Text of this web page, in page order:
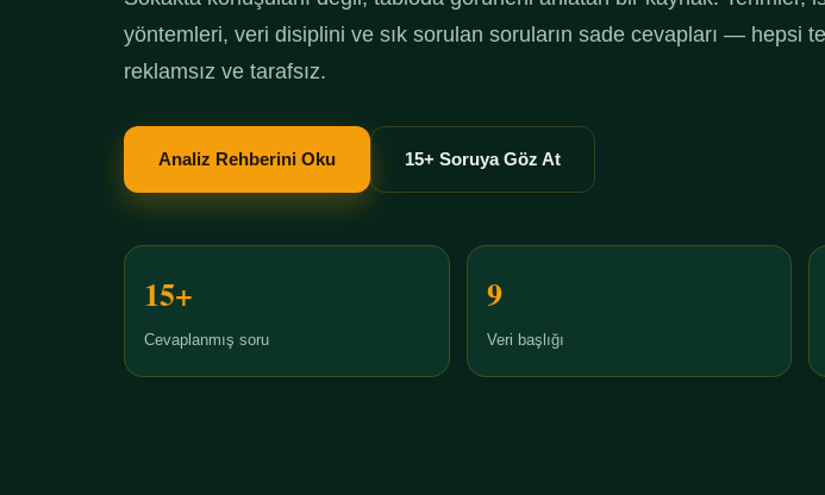
yöntemleri, veri disiplini ve sık sorulan soruların sade cevapları — hepsi
reklamsız ve tarafsız.
Analiz Rehberini Oku 15+ Soruya Göz At
15+
Cevaplanmış soru
9
Veri başlığı